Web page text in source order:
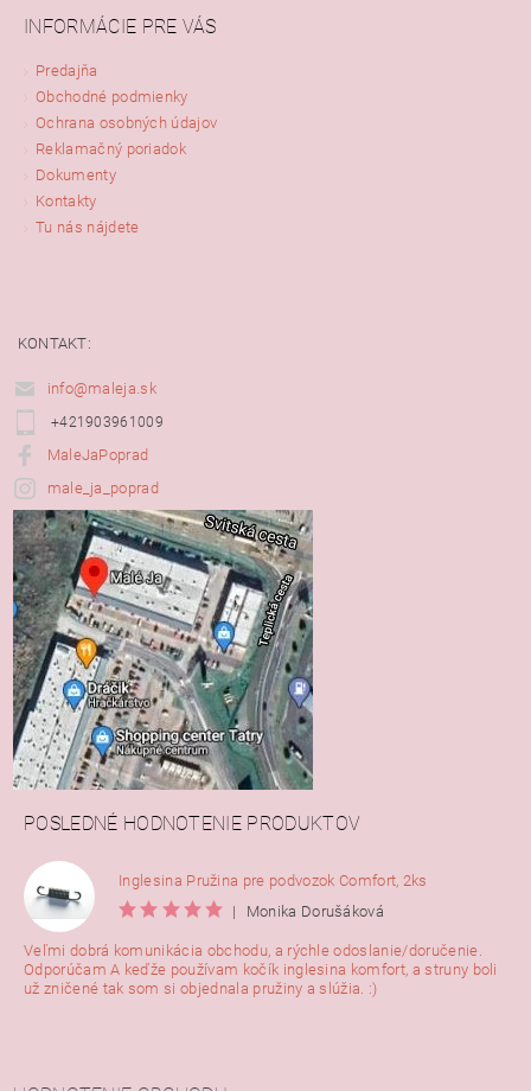
INFORMÁCIE PRE VÁS
Predajňa
Obchodné podmienky
Ochrana osobných údajov
Reklamačný poriadok
Dokumenty
Kontakty
Tu nás nájdete
KONTAKT:
info@maleja.sk
+421903961009
MaleJaPoprad
male_ja_poprad
POSLEDNÉ HODNOTENIE PRODUKTOV
Inglesina Pružina pre podvozok Comfort, 2ks
|
Monika Dorušáková
Veľmi dobrá komunikácia obchodu, a rýchle odoslanie/doručenie.
Odporúčam A keďže používam kočík inglesina komfort, a struny boli
už zničené tak som si objednala pružiny a slúžia. :)